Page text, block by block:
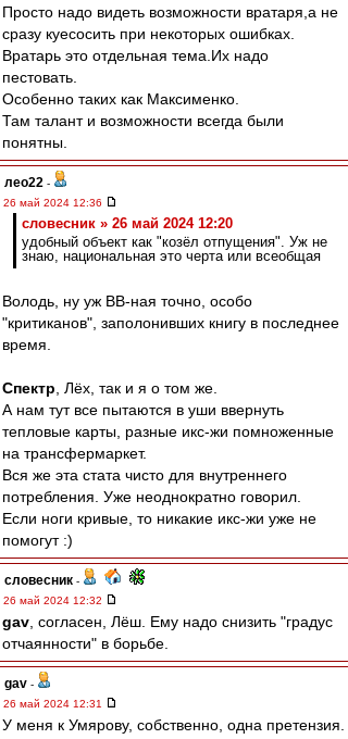
Просто надо видеть возможности вратаря,а не
сразу куесосить при некоторых ошибках.
Вратарь это отдельная тема.Их надо
пестовать.
Особенно таких как Максименко.
Там талант и возможности всегда были
понятны.
лео22 -
26 май 2024 12:36
словесник » 26 май 2024 12:20
удобный объект как "козёл отпущения". Уж не
знаю, национальная это черта или всеобщая
Володь, ну уж ВВ-ная точно, особо
"критиканов", заполонивших книгу в последнее
время.
Спектр , Лёх, так и я о том же.
А нам тут все пытаются в уши ввернуть
тепловые карты, разные икс-жи помноженные
на трансфермаркет.
Вся же эта стата чисто для внутреннего
потребления. Уже неоднократно говорил.
Если ноги кривые, то никакие икс-жи уже не
помогут :)
словесник -
26 май 2024 12:32
gav , согласен, Лёш. Ему надо снизить "градус
отчаянности" в борьбе.
gav -
26 май 2024 12:31
У меня к Умярову, собственно, одна претензия.